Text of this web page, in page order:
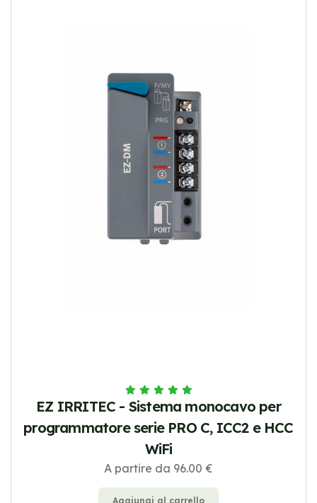
EZ IRRITEC - Sistema monocavo per
programmatore serie PRO C, ICC2 e HCC
WiFi
A partire da 96.00 €
Aggiungi al carrello